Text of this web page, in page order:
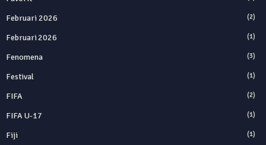
Februari 2026 (2)
Februari 2026 (1)
Fenomena (3)
Festival (1)
FIFA (2)
FIFA U-17 (1)
Fiji (1)